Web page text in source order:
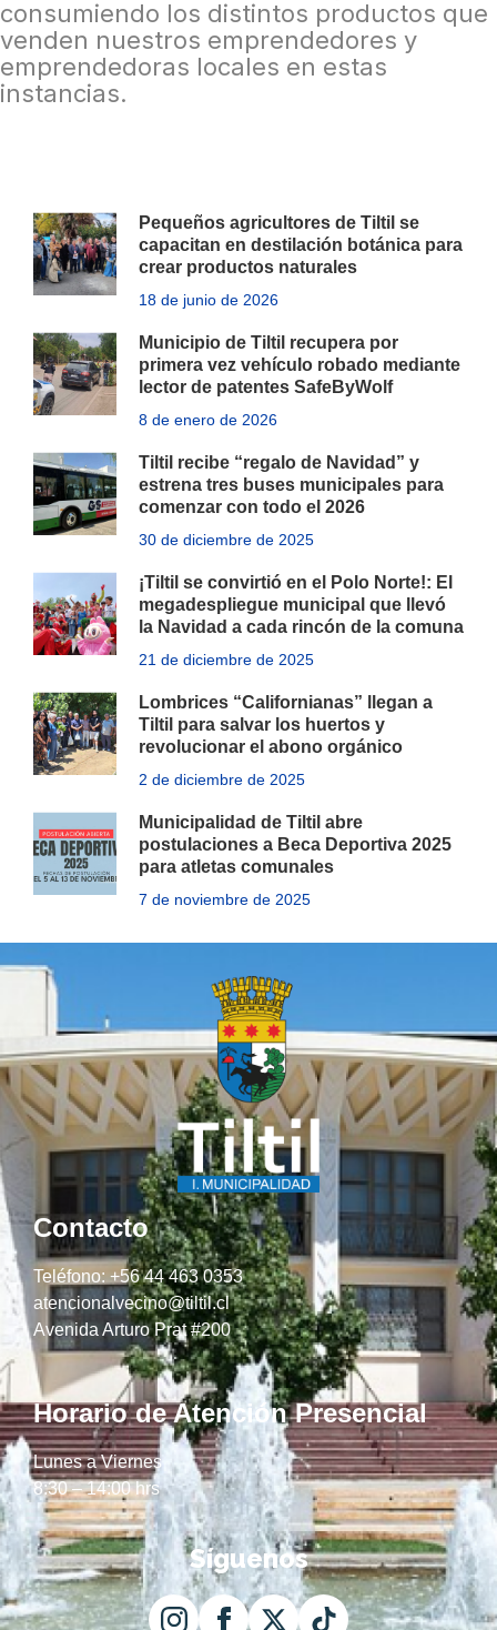
consumiendo los distintos productos que
venden nuestros emprendedores y
emprendedoras locales en estas
instancias.
Pequeños agricultores de Tiltil se
capacitan en destilación botánica para
crear productos naturales
18 de junio de 2026
Municipio de Tiltil recupera por
primera vez vehículo robado mediante
lector de patentes SafeByWolf
8 de enero de 2026
Tiltil recibe “regalo de Navidad” y
estrena tres buses municipales para
comenzar con todo el 2026
30 de diciembre de 2025
¡Tiltil se convirtió en el Polo Norte!: El
megadespliegue municipal que llevó
la Navidad a cada rincón de la comuna
21 de diciembre de 2025
Lombrices “Californianas” llegan a
Tiltil para salvar los huertos y
revolucionar el abono orgánico
2 de diciembre de 2025
Municipalidad de Tiltil abre
postulaciones a Beca Deportiva 2025
para atletas comunales
7 de noviembre de 2025
Contacto
Teléfono: +56 44 463 0353
atencionalvecino@tiltil.cl
Avenida Arturo Prat #200
Horario de Atención Presencial
Lunes a Viernes
8:30 – 14:00 hrs
Síguenos